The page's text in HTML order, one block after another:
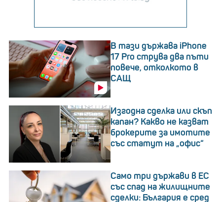
В тази държава iPhone
17 Pro струва два пъти
повече, отколкото в
САЩ
Изгодна сделка или скъп
капан? Какво не казват
брокерите за имотите
със статут на „офис“
Само три държави в ЕС
със спад на жилищните
сделки: България е сред